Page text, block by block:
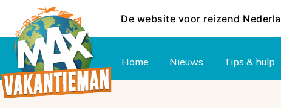
De website voor reizend
Home Nieuws Tips & hulp